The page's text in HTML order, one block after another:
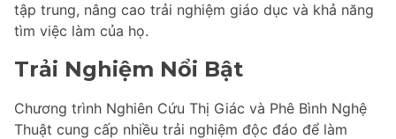
tập trung, nâng cao trải nghiệm giáo dục và khả năng
tìm việc làm của họ.
Trải Nghiệm Nổi Bật
Chương trình Nghiên Cứu Thị Giác và Phê Bình Nghệ
Thuật cung cấp nhiều trải nghiệm độc đáo để làm